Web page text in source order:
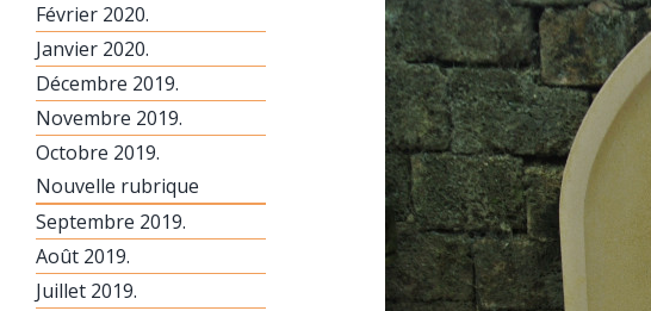
Février 2020.
Janvier 2020.
Décembre 2019.
Novembre 2019.
Octobre 2019.
Nouvelle rubrique
Septembre 2019.
Août 2019.
Juillet 2019.